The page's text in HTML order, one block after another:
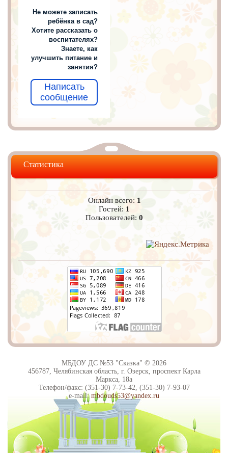
Не можете записать
ребёнка в сад?
Хотите рассказать о
воспитателях?
Знаете, как
улучшить питание и
занятия?
Написать
сообщение
Статистика
Онлайн всего: 1
Гостей: 1
Пользователей:0
МБДОУ ДС №53 "Сказка" © 2026
456787, Челябинская область, г. Озерск, проспект Карла
Маркса, 18а
Телефон/факс: (351-30) 7-73-42, (351-30) 7-93-07
e-mail: mbdouds53@yandex.ru